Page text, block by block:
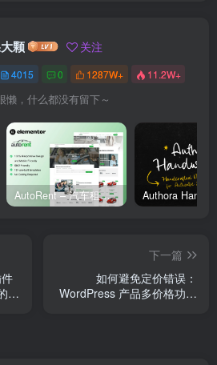
颗 关注
4015 0 1287W+ 11.2W+
懒，什么都没有留下～
AutoRent – 汽车租赁服务 Elementor 模板套件
下一篇
如何避免定价错误：
WordPress 产品多价格功能